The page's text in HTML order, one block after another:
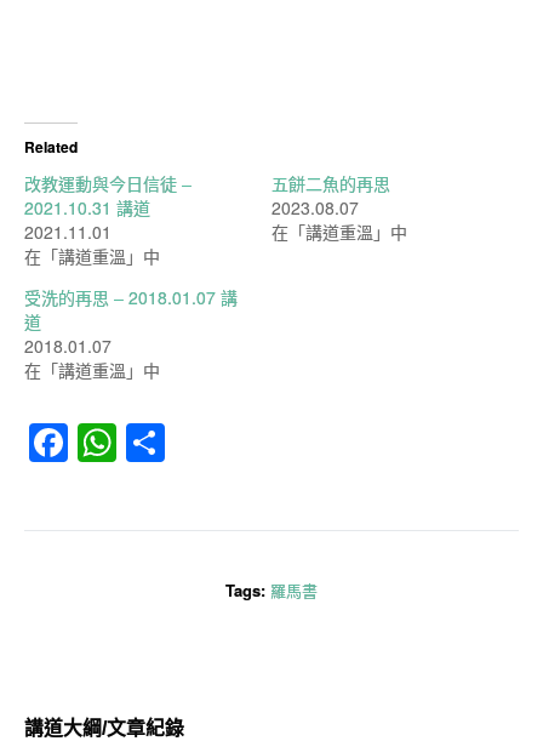
Related
改教運動與今日信徒 –
2021.10.31 講道
2021.11.01
在「講道重溫」中
五餅二魚的再思
2023.08.07
在「講道重溫」中
受洗的再思 – 2018.01.07 講
道
2018.01.07
在「講道重溫」中
Facebook
WhatsApp
Tags: 羅馬書
講道大綱/文章紀錄